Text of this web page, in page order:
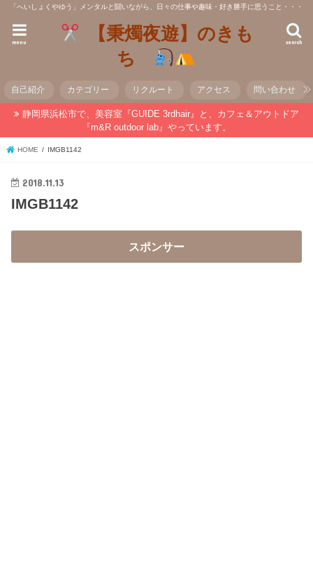
「へいしょくやゆう」メンタルと闘いながら、日々の仕事や趣味・好き勝手に思うこと・・・
【秉燭夜遊】のきも
ち
search
menu
自己紹介 カテゴリー リクルート アクセス 問い合わせ
静岡県浜松市で、美容室『GUIDE 3rdhair』と、カフェ＆アウトドア
『m&R outdoor lab』やっています。
HOME IMGB1142
2018.11.13
IMGB1142
スポンサー